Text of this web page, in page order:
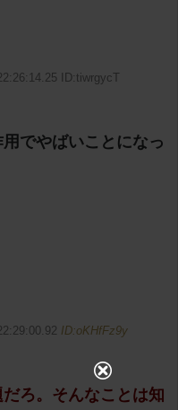
ID:tiwrgycT
でやばいことになっ
ID:oKHfFz9y
ろ。そんなことは知